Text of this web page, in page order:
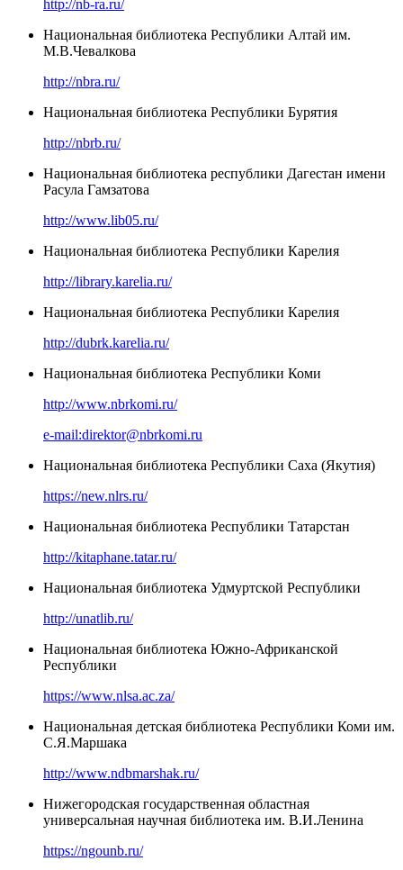
http://nb-ra.ru/
Национальная библиотека Республики Алтай им.
М.В.Чевалкова
http://nbra.ru/
Национальная библиотека Республики Бурятия
http://nbrb.ru/
Национальная библиотека республики Дагестан имени
Расула Гамзатова
http://www.lib05.ru/
Национальная библиотека Республики Карелия
http://library.karelia.ru/
Национальная библиотека Республики Карелия
http://dubrk.karelia.ru/
Национальная библиотека Республики Коми
http://www.nbrkomi.ru/
e-mail:direktor@nbrkomi.ru
Национальная библиотека Республики Саха (Якутия)
https://new.nlrs.ru/
Национальная библиотека Республики Татарстан
http://kitaphane.tatar.ru/
Национальная библиотека Удмуртской Республики
http://unatlib.ru/
Национальная библиотека Южно-Африканской
Республики
https://www.nlsa.ac.za/
Национальная детская библиотека Республики Коми им.
С.Я.Маршака
http://www.ndbmarshak.ru/
Нижегородская государственная областная
универсальная научная библиотека им. В.И.Ленина
https://ngounb.ru/